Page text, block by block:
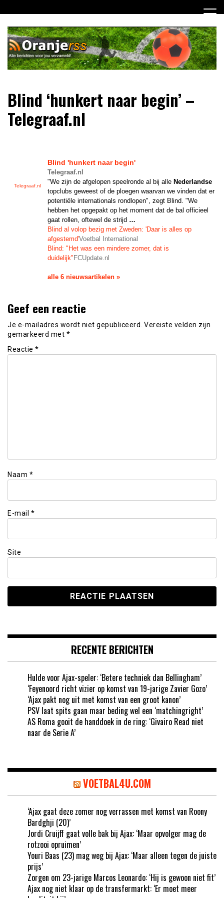
naar
inhoud
Oranje RSS
niets meer van het Nederlands Elftal op weg naar het EK
2012!
Blind ‘hunkert naar begin’ –
Telegraaf.nl
Telegraaf.nl
Blind 'hunkert naar begin'
Telegraaf.nl
"We zijn de afgelopen speelronde al bij alle Nederlandse
topclubs geweest of de ploegen waarvan we vinden dat er
potentiële internationals rondlopen", zegt Blind. "We
hebben het opgepakt op het moment dat de bal officieel
gaat rollen, oftewel de strijd …
Blind al volop bezig met Zweden: 'Daar is alles op
afgestemd'Voetbal International
Blind: "Het was een mindere zomer, dat is
duidelijk" FCUpdate.nl
alle 6 nieuwsartikelen »
Geef een reactie
Je e-mailadres wordt niet gepubliceerd. Vereiste velden zijn
gemarkeerd met *
Reactie *
Naam *
E-mail *
Site
RECENTE BERICHTEN
Hulde voor Ajax-speler: ‘Betere techniek dan Bellingham’
‘Feyenoord richt vizier op komst van 19-jarige Zavier Gozo’
‘Ajax pakt nog uit met komst van een groot kanon’
PSV laat spits gaan maar beding wel een ‘matchingright’
AS Roma gooit de handdoek in de ring: ‘Givairo Read niet
naar de Serie A’
VOETBAL4U.COM
‘Ajax gaat deze zomer nog verrassen met komst van Roony
Bardghji (20)’
Jordi Cruijff gaat volle bak bij Ajax: ‘Maar opvolger mag de
rotzooi opruimen’
Youri Baas (23) mag weg bij Ajax: ‘Maar alleen tegen de juiste
prijs’
Zorgen om 23-jarige Marcos Leonardo: ‘Hij is gewoon niet fit’
Ajax nog niet klaar op de transfermarkt: ‘Er moet meer